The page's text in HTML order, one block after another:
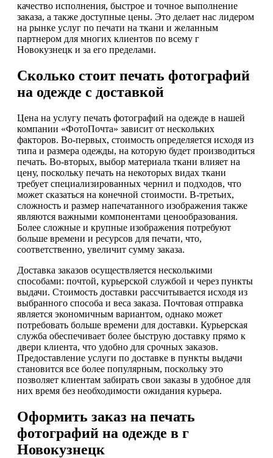
качество исполнения, быстрое и точное выполнение
заказа, а также доступные цены. Это делает нас лидером
на рынке услуг по печати на ткани и желанным
партнером для многих клиентов по всему г
Новокузнецк и за его пределами.
Сколько стоит печать фотографий
на одежде с доставкой
Цена на услугу печать фотографий на одежде в нашей
компании «ФотоПочта» зависит от нескольких
факторов. Во-первых, стоимость определяется исходя из
типа и размера одежды, на которую будет производиться
печать. Во-вторых, выбор материала ткани влияет на
цену, поскольку печать на некоторых видах ткани
требует специализированных чернил и подходов, что
может сказаться на конечной стоимости. В-третьих,
сложность и размер напечатанного изображения также
являются важными компонентами ценообразования.
Более сложные и крупные изображения потребуют
больше времени и ресурсов для печати, что,
соответственно, увеличит сумму заказа.
Доставка заказов осуществляется несколькими
способами: почтой, курьерской службой и через пункты
выдачи. Стоимость доставки рассчитывается исходя из
выбранного способа и веса заказа. Почтовая отправка
является экономичным вариантом, однако может
потребовать больше времени для доставки. Курьерская
служба обеспечивает более быструю доставку прямо к
двери клиента, что удобно для срочных заказов.
Предоставление услуги по доставке в пункты выдачи
становится все более популярным, поскольку это
позволяет клиентам забирать свои заказы в удобное для
них время без необходимости ожидания курьера.
Оформить заказ на печать
фотографий на одежде в г
Новокузнецк